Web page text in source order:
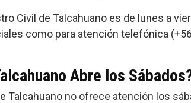
Civil de Talcahuano es de lunes a
como para atención telefónica
Abre los
Talcahuano no ofrece atención los